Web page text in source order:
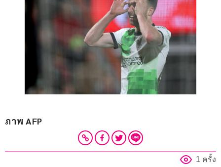
ภาพ AFP
1 ครั้ง